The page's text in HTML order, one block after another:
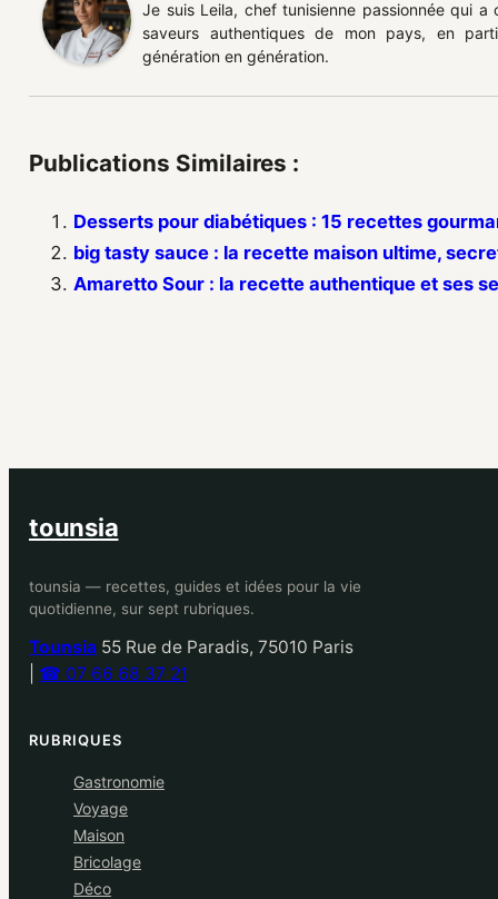
Je suis Leila, chef tunisienne passionnée qui
saveurs authentiques de mon pays, en
génération en génération.
Publications Similaires :
Desserts pour diabétiques : 15 recettes
big tasty sauce : la recette maison ultime,
Amaretto Sour : la recette authentique et ses
tounsia
tounsia — recettes, guides et idées pour la vie
quotidienne, sur sept rubriques.
Tounsia 55 Rue de Paradis, 75010 Paris
☎ 07 66 68 37 21
RUBRIQUES
Gastronomie
Voyage
Maison
Bricolage
Déco